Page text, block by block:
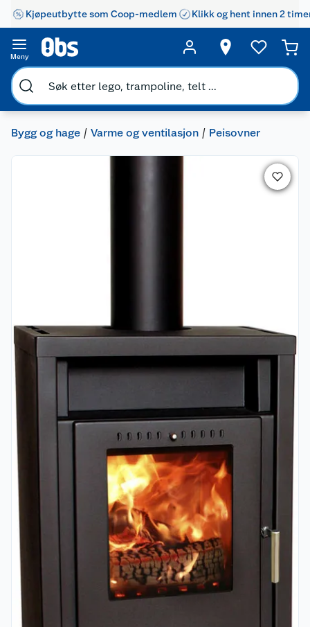
Kjøpeutbytte som Coop-medlem Klikk og hent innen 2
Meny
Bygg og hage Varme og ventilasjon Peisovner